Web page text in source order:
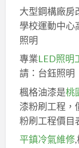
大型鋼構廠房
學校運動中心
照明
專業LED照明
請：台鈺照明
楓格油漆是桃
漆粉刷工程，
粉刷工程價目
平鎮冷氣維修,